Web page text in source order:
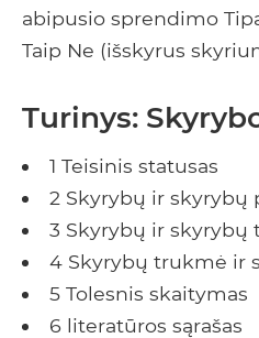
abipusio sprendimo
Taip Ne (išskyrus
Turinys:
1 Teisinis statusas
2 Skyrybų ir skyrybų
3 Skyrybų ir skyrybų
4 Skyrybų trukmė ir
5 Tolesnis skaitymas
6 literatūros sąrašas